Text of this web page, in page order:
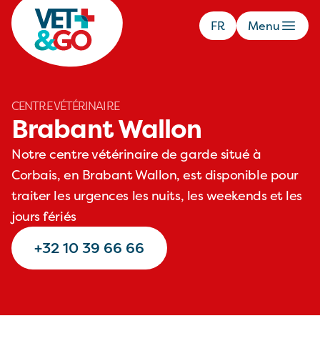
Menu
FR
CENTRE VÉTÉRINAIRE
Brabant Wallon
Notre centre vétérinaire de garde situé à
Corbais, en Brabant Wallon, est disponible pour
traiter les urgences les nuits, les weekends et les
jours fériés
+32 10 39 66 66